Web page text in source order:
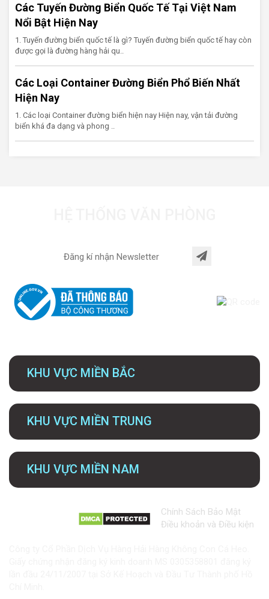
Các Tuyến Đường Biển Quốc Tế Tại Việt Nam
Nổi Bật Hiện Nay
1. Tuyến đường biển quốc tế là gì? Tuyến đường biển quốc tế hay còn
được gọi là đường hàng hải qu..
Các Loại Container Đường Biển Phổ Biến Nhất
Hiện Nay
1. Các loại Container đường biển hiện nay Hiện nay, vận tải đường
biển khá đa dạng và phong ..
KHU VỰC MIỀN BẮC
KHU VỰC MIỀN TRUNG
KHU VỰC MIỀN NAM
Chính Sách Bảo Mật
Điều khoản và Điều kiện